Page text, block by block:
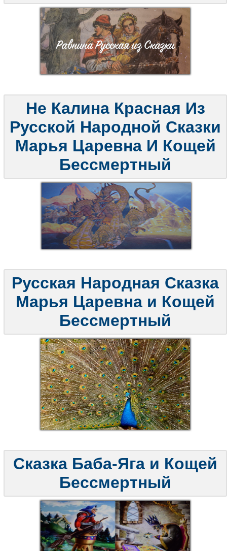
Не Калина Красная Из
Русской Народной Сказки
Марья Царевна И Кощей
Бессмертный
Русская Народная Сказка
Марья Царевна и Кощей
Бессмертный
Сказка Баба-Яга и Кощей
Бессмертный